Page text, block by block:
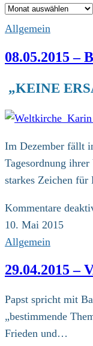
Archiv
Allgemein
08.05.2015
„KEINE
Im Dezember fällt
Tagesordnung
starkes Zeichen
Kommentare
10. Mai 2015
Allgemein
29.04.2015 –
Papst spricht mit
„bestimmende
Frieden und…